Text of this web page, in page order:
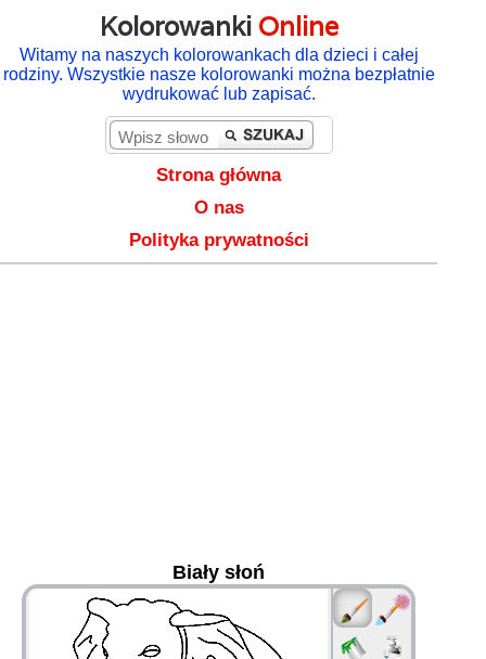
Kolorowanki Online
Witamy na naszych kolorowankach dla dzieci i całej
rodziny. Wszystkie nasze kolorowanki można bezpłatnie
wydrukować lub zapisać.
Strona główna
O nas
Polityka prywatności
Biały słoń